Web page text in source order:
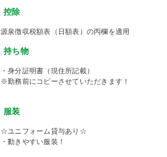
控除
源泉徴収税額表（日額表）の丙欄を適用
持ち物
・身分証明書（現住所記載）
※勤務前にコピーさせていただきます！
服装
☆ユニフォーム貸与あり☆
・動きやすい服装！